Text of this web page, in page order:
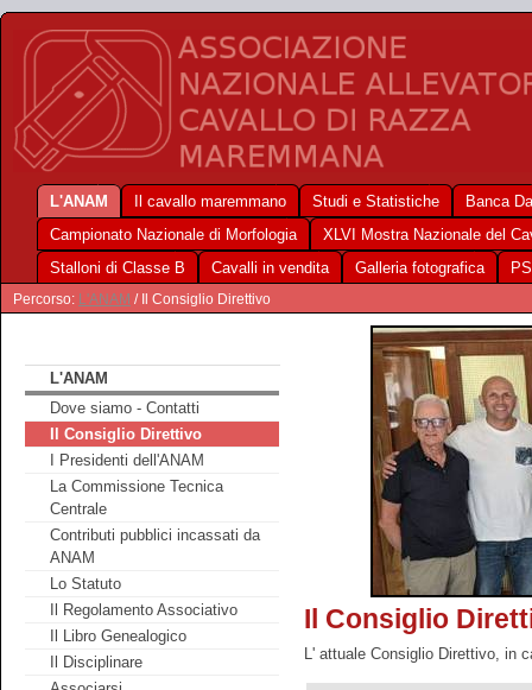
L'ANAM Il cavallo maremmano Studi e Statistiche
Banca
Campionato Nazionale di Morfologia
XLVI Mostra Nazionale del
Stalloni di Classe B
Cavalli in vendita Galleria fotografica
Percorso: L'ANAM / Il Consiglio Direttivo
L'ANAM
Dove siamo - Contatti
Il Consiglio Direttivo
I Presidenti dell'ANAM
La Commissione Tecnica
Centrale
Contributi pubblici incassati da
ANAM
Lo Statuto
Il Regolamento Associativo
Il Libro Genealogico
Il Disciplinare
Il Consiglio
L' attuale Consiglio Direttivo, in